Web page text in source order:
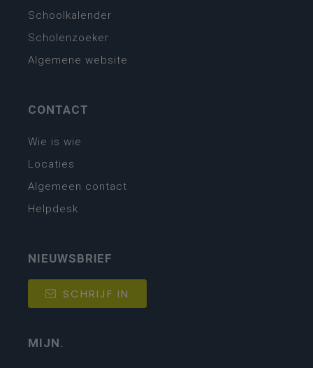
Schoolkalender
Scholenzoeker
Algemene website
CONTACT
Wie is wie
Locaties
Algemeen contact
Helpdesk
NIEUWSBRIEF
SCHRIJF IN
MIJN.